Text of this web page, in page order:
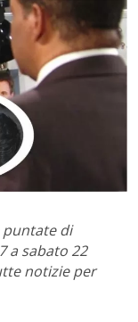
puntate di
a sabato 22
notizie per